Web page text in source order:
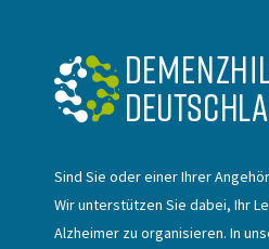
Sind Sie oder einer Ihrer
Wir unterstützen Sie dabei, Ihr
Alzheimer zu organisieren. In